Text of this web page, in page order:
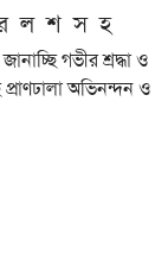
ল শ স হ
গভীর শ্রদ্ধা ও
অভিনন্দন ও